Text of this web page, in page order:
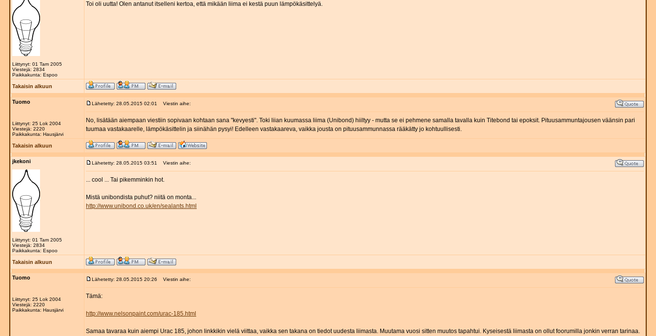
Liittynyt: 01 Tam 2005
Viestejä: 2834
Paikkakunta: Espoo
Toi oli uutta! Olen antanut itselleni kertoa, että mikään liima ei kestä puun lämpökäsittelyä.
Takaisin alkuun
Tuomo
Liittynyt: 25 Lok 2004
Viestejä: 2220
Paikkakunta: Hausjärvi
Lähetetty: 28.05.2015 02:01 Viestin aihe:
No, lisätään aiempaan viestiin sopivaan kohtaan sana "kevyesti". Toki liian kuumassa liima (Unibond) hiiltyy - mutta se ei pehmene samalla tavalla kuin Titebond tai epoksit. Pituusammuntajousen väänsin pari
tuumaa vastakaarelle, lämpökäsittelin ja siinähän pysyi! Edelleen vastakaareva, vaikka jousta on pituusammunnassa rääkätty jo kohtuullisesti.
Takaisin alkuun
jkekoni
Liittynyt: 01 Tam 2005
Viestejä: 2834
Paikkakunta: Espoo
Lähetetty: 28.05.2015 03:51 Viestin aihe:
... cool ... Tai pikemminkin hot.
Mistä unibondista puhut? niitä on monta...
http://www.unibond.co.uk/en/sealants.html
Takaisin alkuun
Tuomo
Liittynyt: 25 Lok 2004
Viestejä: 2220
Paikkakunta: Hausjärvi
Lähetetty: 28.05.2015 20:26 Viestin aihe:
Tämä:
http://www.nelsonpaint.com/urac-185.html
Samaa tavaraa kuin aiempi Urac 185, johon linkkikin vielä viittaa, vaikka sen takana on tiedot uudesta liimasta. Muutama vuosi sitten muutos tapahtui. Kyseisestä liimasta on ollut foorumilla jonkin verran tarinaa.